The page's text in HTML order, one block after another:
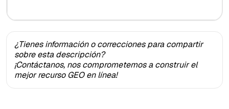
¿Tienes información o correcciones para compartir
sobre esta descripción?
¡Contáctanos, nos comprometemos a construir el
mejor recurso GEO en línea!